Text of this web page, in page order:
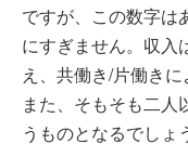
ですが、この数字は
にすぎません。収入
え、共働き/片働き
また、そもそも二人
うものとなるでしょ